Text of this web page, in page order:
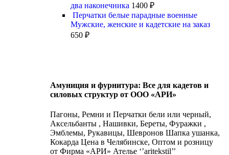
два наконечника 1400 ₽
Перчатки белые парадные военные
Мужские, женские и кадетские на заказ
650 ₽
Амуниция и фурнитура: Все для кадетов и
силовых структур от ООО «АРИ»
Пагоны, Ремни и Перчатки бели или черный,
Аксельбанты , Нашивки, Береты, Фуражки ,
Эмблемы, Рукавицы, Шевронов Шапка ушанка,
Кокарда Цена в Челябинске, Оптом и розницу
от Фирма «АРИ» Ателье ‘’aritekstil’’